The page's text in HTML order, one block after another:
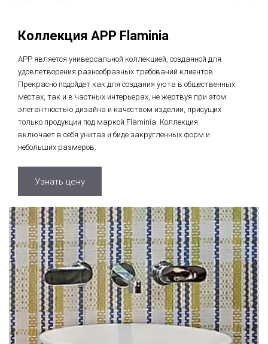
Коллекция APP Flaminia
APP является универсальной коллекцией, созданной для
удовлетворения разнообразных требований клиентов.
Прекрасно подойдет как для создания уюта в общественных
местах, так и в частных интерьерах, не жертвуя при этом
элегантностью дизайна и качеством изделии, присущих
только продукции под маркой Flaminia. Коллекция
включает в себя унитаз и биде закругленных форм и
небольших размеров.
Узнать цену